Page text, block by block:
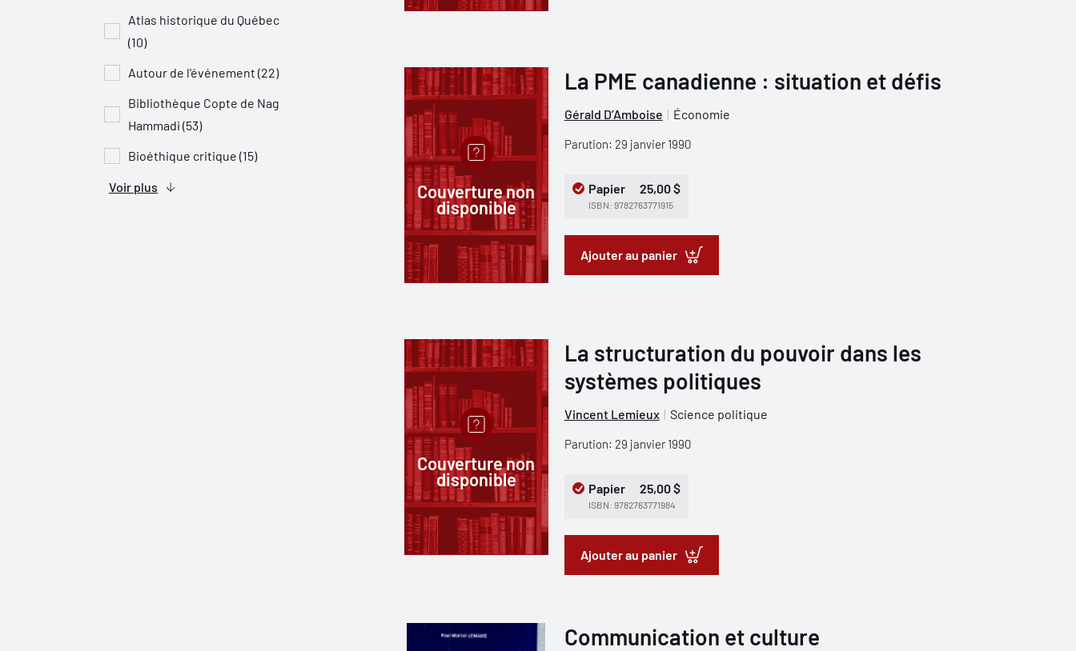
Atlas historique du Québec
(10)
Autour de l'événement (22)
Bibliothèque Copte de Nag
Hammadi (53)
Bioéthique critique (15)
Voir plus Couverture non
disponible
La PME canadienne : situation et défis
Gérald D’Amboise Économie
Parution: 29 janvier 1990
Papier 25,00 $
ISBN: 9782763771915
Ajouter au panier
Couverture non
disponible
La structuration du pouvoir dans les
systèmes politiques
Vincent Lemieux Science politique
Parution: 29 janvier 1990
Papier 25,00 $
ISBN: 9782763771984
Ajouter au panier
Communication et culture